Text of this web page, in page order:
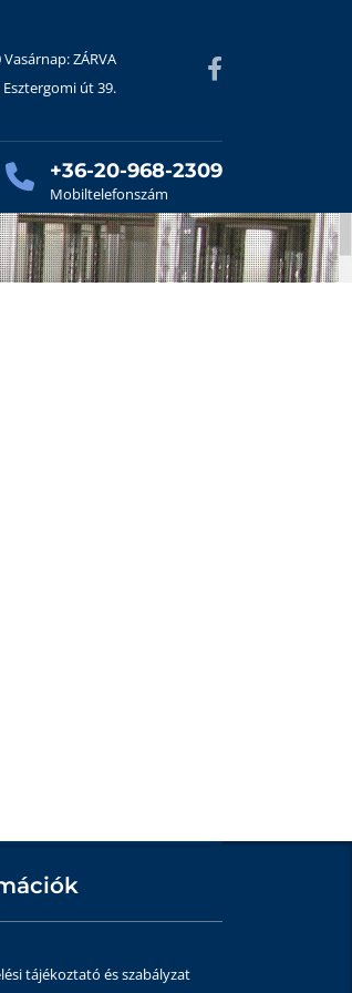
ZÁRVA
út 39.
+36-20-968-2309
Mobiltelefonszám
tájékoztató és szabályzat